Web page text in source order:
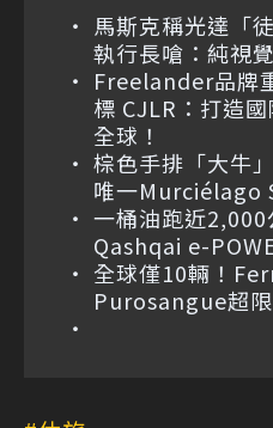
馬斯克稱光達「
執行長嗆：純視
Freelander品牌
標 CJLR：打造
全球！
棕色手排「大牛
唯一Murciélago
一桶油跑近
Qashqai e-
全球僅10輛！
Purosangue超